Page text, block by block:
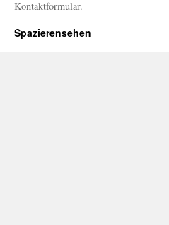
Kontaktformular.
Spazierensehen